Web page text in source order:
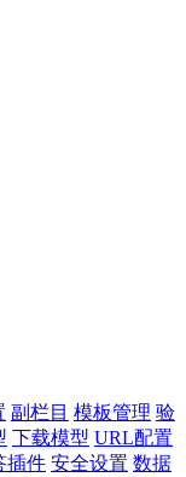
副栏目 模板管理 验
下载模型 URL配置
插件 安全设置 数据